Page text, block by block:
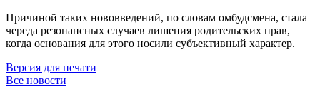
Причиной таких нововведений, по словам омбудсмена, стала
череда резонансных случаев лишения родительских прав,
когда основания для этого носили субъективный характер.
Версия для печати
Все новости